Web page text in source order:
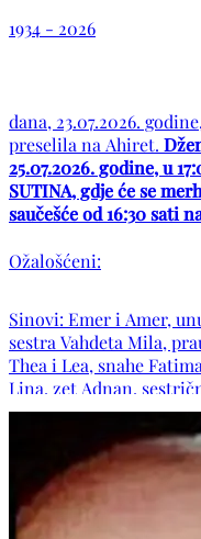
1934 - 2026
dana, 23.07.2026.
preselila na Ahiret.
25.07.2026. godine, u
SUTINA, gdje će se
saučešće od 16:30 sati
Ožalošćeni:
Sinovi: Emer i Amer,
sestra Vahdeta Mila,
Thea i Lea, snahe
Lina, zet Adnan,
bratić Ibrica sa
porodicama, rođaci i
porodicama, porodice
Pezo, Golijanin,
Bečević, kao i ostala
komšije i poznanici.